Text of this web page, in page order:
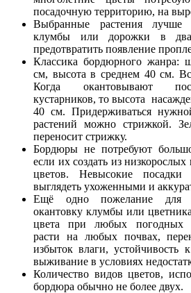
посадочную территорию, на
Выбранные растения
клумбы или дорожки в
предотвратить появление
Классика бордюрного жанра:
см, высота в среднем 40 см.
Когда окантовывают
кустарников, то высота
40 см. Придерживаться
растений можно стрижкой.
переносит стрижку.
Бордюры не потребуют
если их создать из
цветов. Невысокие посадки
выглядеть ухоженными и
Ещё одно пожелание для
окантовку клумбы или
цвета при любых погодных
расти на любых почвах,
избыток влаги, устойчивость
выживание в условиях
Количество видов цветов,
бордюра обычно не более двух.